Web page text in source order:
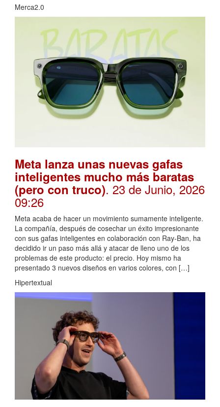
Merca2.0
Meta lanza unas nuevas gafas
inteligentes mucho más baratas
(pero con truco). 23 de Junio, 2026
09:26
Meta acaba de hacer un movimiento sumamente inteligente.
La compañía, después de cosechar un éxito impresionante
con sus gafas inteligentes en colaboración con Ray-Ban, ha
decidido ir un paso más allá y atacar de lleno uno de los
problemas de este producto: el precio. Hoy mismo ha
presentado 3 nuevos diseños en varios colores, con […]
Hipertextual